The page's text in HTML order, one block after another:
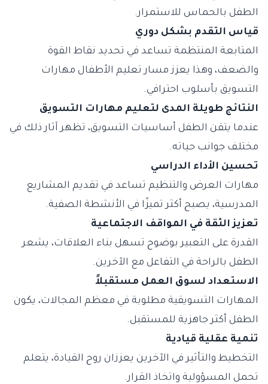
الطفل بالحماس للاستمرار.
قياس التقدم بشكل دوري
المتابعة المنتظمة تساعد في تحديد نقاط القوة
والضعف، وهذا يعزز مسار تعليم الأطفال مهارات
التسويق بأسلوب احترافي.
النتائج طويلة المدى لتعليم مهارات التسويق
عندما يتقن الطفل أساسيات التسويق، تظهر آثار ذلك في
مختلف جوانب حياته.
تحسين الأداء الدراسي
مهارات العرض والتنظيم تساعد في تقديم المشاريع
المدرسية، يصبح أكثر تميزًا في الأنشطة الصفية.
تعزيز الثقة في المواقف الاجتماعية
القدرة على التعبير بوضوح تسهل بناء العلاقات، يشعر
الطفل بالراحة في التفاعل مع الآخرين.
الاستعداد لسوق العمل مستقبلاً
المهارات التسويقية مطلوبة في معظم المجالات، يكون
الطفل أكثر جاهزية للمستقبل.
تنمية عقلية قيادية
التخطيط والتأثير في الآخرين يعززان روح القيادة، يتعلم
تحمل المسؤولية واتخاذ القرار.